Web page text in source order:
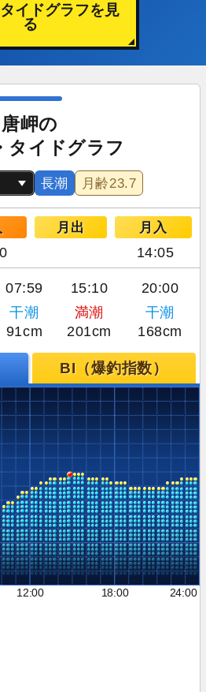
イドグラフを見
る
唐岬の
タイドグラフ
長潮 月齢23.7
月出 月入
14:05
07:59 15:10 20:00
干潮 満潮
干潮
91cm 201cm 168cm
BI（爆釣指数）
12:00 18:00 24:00